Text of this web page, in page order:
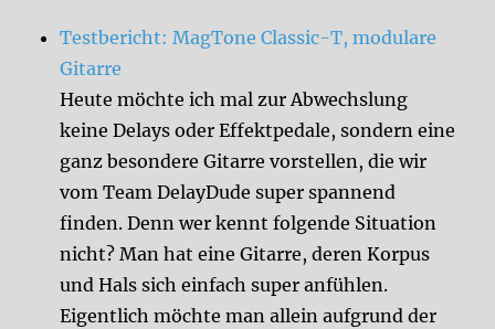
Testbericht: MagTone Classic-T, modulare
Gitarre
Heute möchte ich mal zur Abwechslung
keine Delays oder Effektpedale, sondern eine
ganz besondere Gitarre vorstellen, die wir
vom Team DelayDude super spannend
finden. Denn wer kennt folgende Situation
nicht? Man hat eine Gitarre, deren Korpus
und Hals sich einfach super anfühlen.
Eigentlich möchte man allein aufgrund der